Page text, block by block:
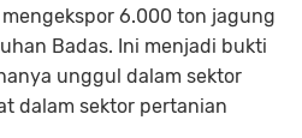
6.000 ton jagung
Badas. Ini menjadi bukti
unggul dalam sektor
dalam sektor pertanian